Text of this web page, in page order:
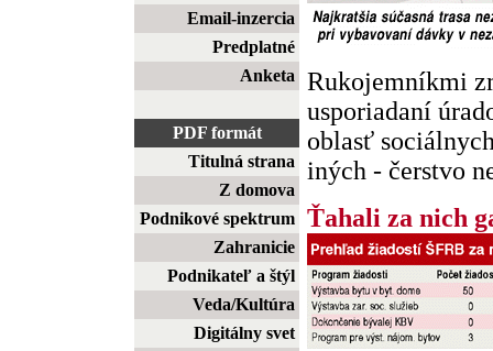
Email-inzercia
Predplatné
Anketa
PDF formát
Titulná strana
Z domova
Podnikové spektrum
Zahranicie
Podnikateľ a štýl
Veda/Kultúra
Digitálny svet
Rukojemníkmi
usporiadaní
oblasť
iných - čerstvo
Ťahali za nich